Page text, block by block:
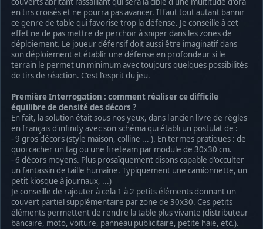
en tirs croisés et ne pourra pas avancer. Il faut tout autant bannir
ce genre de table qui favorise trop la défense. Je conseille à cet
effet ne de pas mettre de perchoir à sniper dans les zones de
déploiement. Le joueur défensif doit aussi être imaginatif dans
son déploiement et établir une défense en profondeur si le
terrain le permet un minimum avec toujours quelques possibilités
de tirs de réaction. C'est l'esprit du jeu.
Première Interrogation : comment réaliser ce difficile
équilibre de densité des décors ?
En fait, la solution était sous nos yeux, dans l'ancien livre de règles
en français d'infinity avec son schéma qui établi un postulat de :
- 9 gros décors (style maison, colline ... ). En termes pratiques : de
quoi cacher un tag ou une fireteam par module de 30x30 cm.
- 6 décors moyens. Plus prosaïquement disons capable d'occulter
un fantassin de taille humaine. Typiquement une camionnette, un
petit kiosque à journaux, ...)
Je conseille de rajouter à cela 1 à 2 petits éléments donnant un
couvert partiel supplémentaire par zone de 30x30. Ces petits
éléments permettent de rendre la table plus vivante (distributeur
bancaire, moto, voiture, panneau publicitaire, petite haie, etc.).